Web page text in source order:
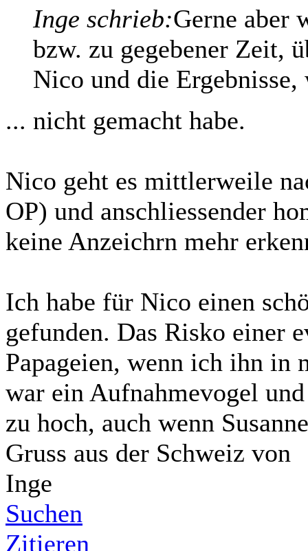
Inge schrieb:Gerne aber
bzw. zu gegebener Zeit,
Nico und die
... nicht gemacht habe.
Nico geht es mittlerweile
OP) und anschliessender
keine Anzeichrn mehr
Ich habe für Nico einen
gefunden. Das Risko einer
Papageien, wenn ich ihn in
war ein Aufnahmevogel
zu hoch, auch wenn
Gruss aus der Schweiz von
Inge
Suchen
Zitieren